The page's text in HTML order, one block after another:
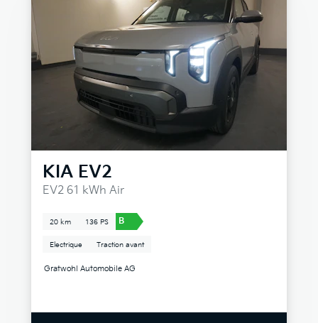
KIA EV2
EV2 61 kWh Air
20 km 136 PS B
Electrique Traction avant
Gratwohl Automobile AG